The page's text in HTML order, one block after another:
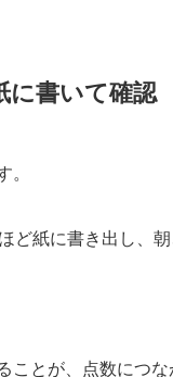
に書いて確認
。
ど紙に書き出し、
とが、点数につな